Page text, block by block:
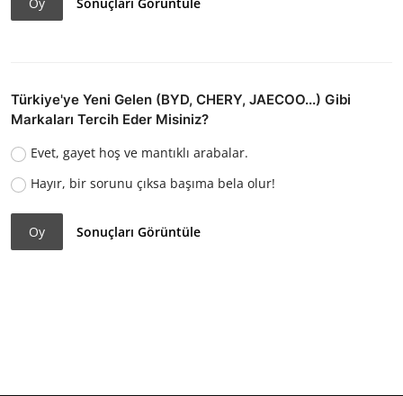
Türkiye'ye Yeni Gelen (BYD, CHERY, JAECOO...) Gibi
Markaları Tercih Eder Misiniz?
Evet, gayet hoş ve mantıklı arabalar.
Hayır, bir sorunu çıksa başıma bela olur!
Oy Sonuçları Görüntüle